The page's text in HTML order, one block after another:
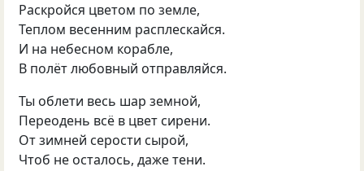
Раскройся цветом по земле,
Теплом весенним расплескайся.
И на небесном корабле,
В полёт любовный отправляйся.
Ты облети весь шар земной,
Переодень всё в цвет сирени.
От зимней серости сырой,
Чтоб не осталось, даже тени.